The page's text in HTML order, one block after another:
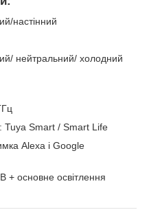
настінний
нейтральний/ холодний
Tuya Smart / Smart Life
Alexa і Google
+ основне освітлення